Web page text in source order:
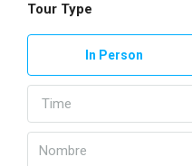
Tour Type
In Person
Time